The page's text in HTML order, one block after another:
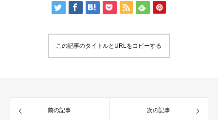
この記事のタイトルとURLをコピーする
前の記事 次の記事